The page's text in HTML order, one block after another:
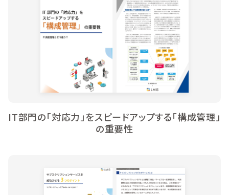
IT部門の「対応力」をスピードアップする「構成管理」
の重要性